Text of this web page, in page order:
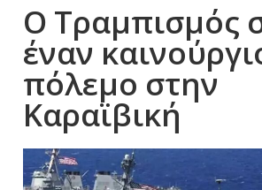
Ο Τραμπισμός
έναν
πόλεμο στην
Καραϊβική